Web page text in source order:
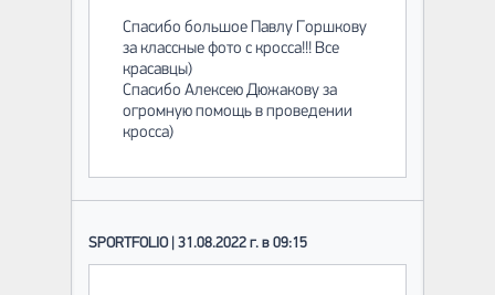
Спасибо большое Павлу Горшкову
за классные фото с кросса!!! Все
красавцы)
Спасибо Алексею Дюжакову за
огромную помощь в проведении
кросса)
SPORTFOLIO | 31.08.2022 г. в 09:15